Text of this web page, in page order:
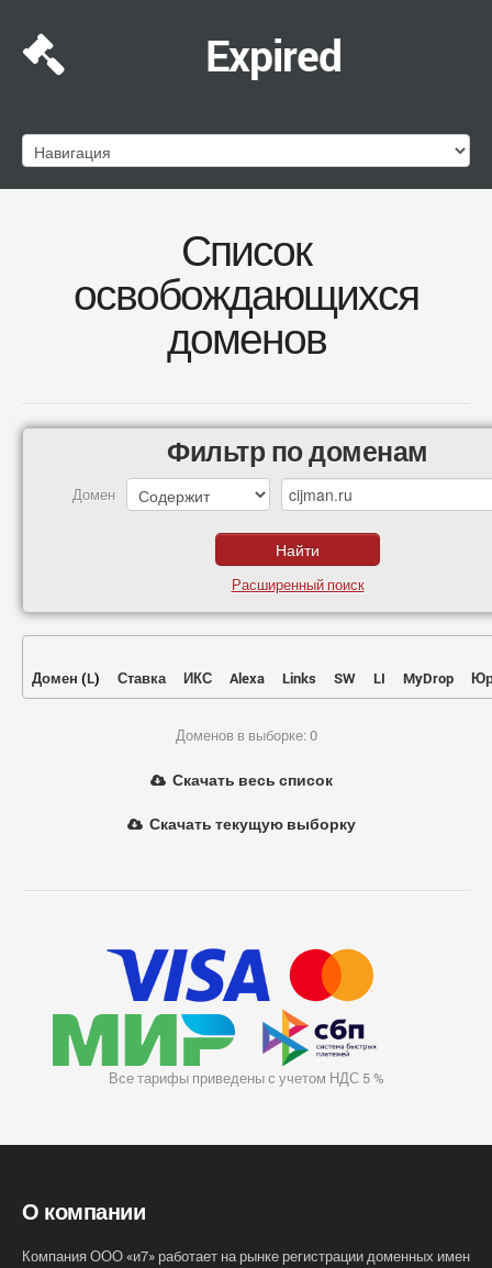
Expired
Список
освобождающихся
доменов
Фильтр по доменам
Домен
Расширенный поиск
Домен (L) Ставка ИКС Alexa Links SW LI MyDrop
Доменов в выборке: 0
Скачать весь список
Скачать текущую выборку
Все тарифы приведены с учетом НДС 5 %
О компании
Компания ООО «и7» работает на рынке регистрации доменных имен